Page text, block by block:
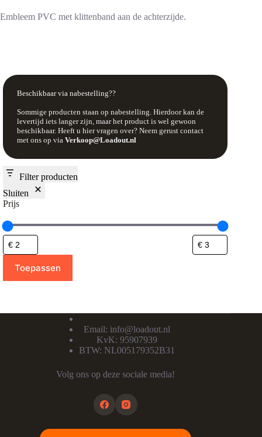
Embleem PVC met klittenband aan de achterzijde.
Beschikbaar via nabestelling??
Sommige producten staan op nabestelling. Hierdoor kan de
levertijd iets langer zijn, maar het product is wel gewoon
beschikbaar. Heeft u hier vragen over? Neem gerust contact
met ons op via Verkoop@Loadout.nl
Filter producten
Sluiten
Prijs
Toepassen
Email: info@loadout.nl
KvK: 95907939
BTW: NL005179352B31
Volg ons op deze sociale media!